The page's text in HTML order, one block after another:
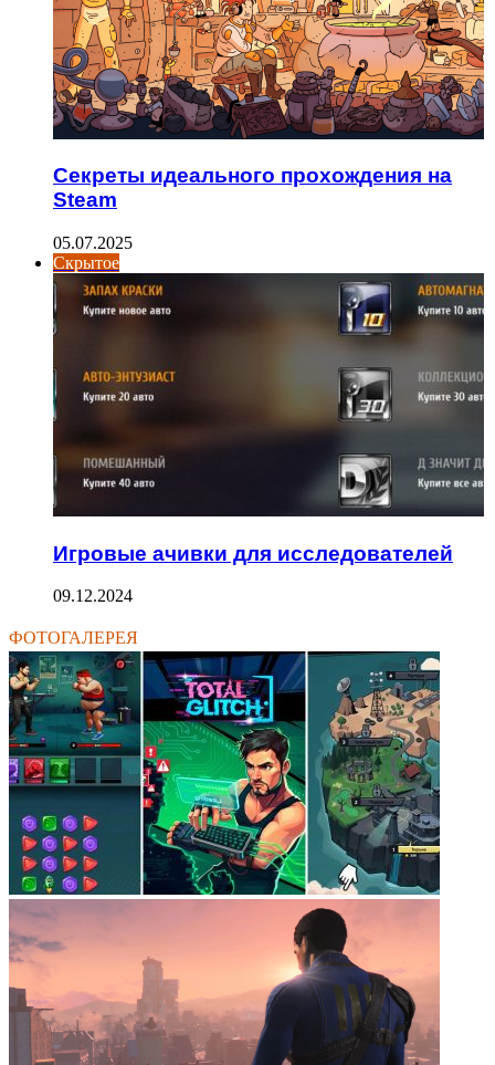
Секреты идеального прохождения на
Steam
05.07.2025
Скрытое
Игровые ачивки для исследователей
09.12.2024
ФОТОГАЛЕРЕЯ